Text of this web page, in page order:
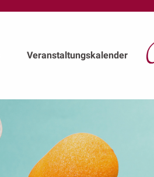
Veranstaltungskalender